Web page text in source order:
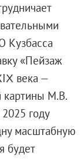
Кузбасса
«Пейзаж
века —
картины М.В.
году
масштабную
будет